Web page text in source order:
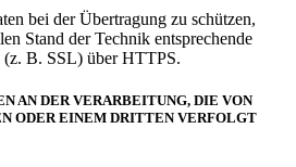
bei der Übertragung zu schützen,
Stand der Technik entsprechende
(z. B. SSL) über HTTPS.
AN DER VERARBEITUNG, DIE VON
ODER EINEM DRITTEN VERFOLGT